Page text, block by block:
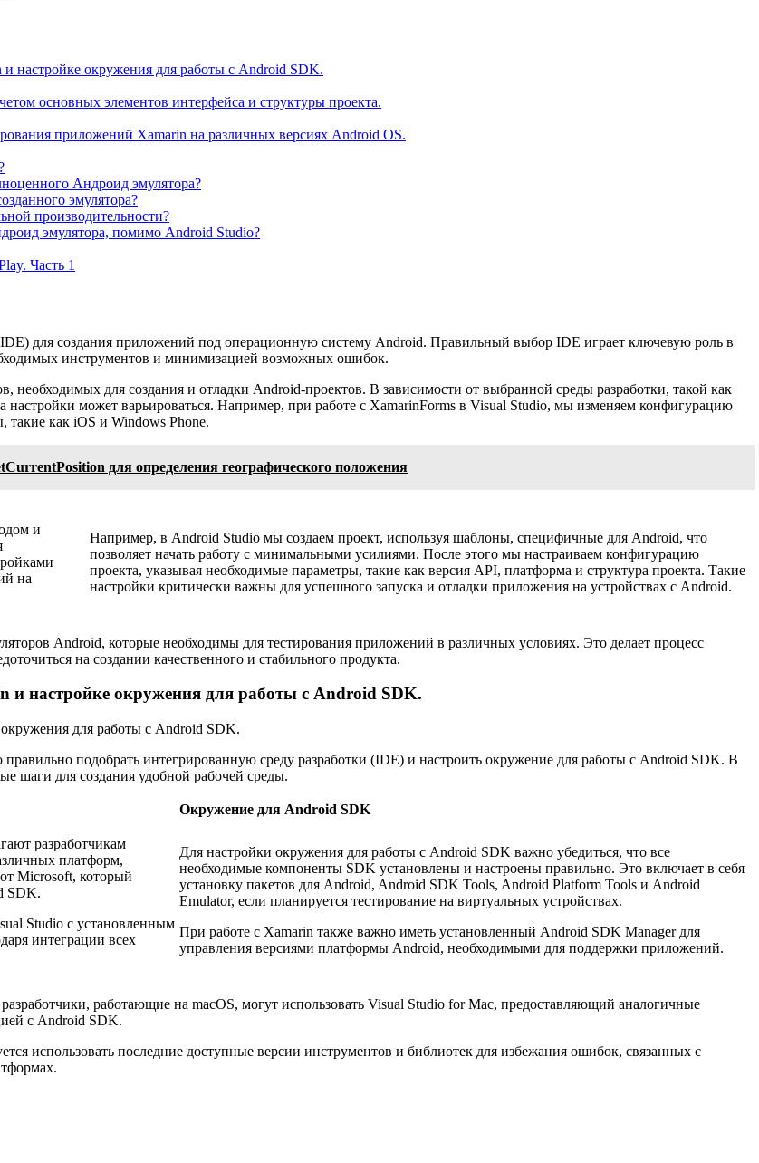
настройке окружения для работы с Android SDK.
основных элементов интерфейса и структуры проекта.
приложений Xamarin на различных версиях Android OS.
Андроид эмулятора?
эмулятора?
производительности?
эмулятора, помимо Android Studio?
Часть 1
для создания приложений под операционную систему Android. Правильный выбор IDE играет ключевую роль в
инструментов и минимизацией возможных ошибок.
для создания и отладки Android-проектов. В зависимости от выбранной среды разработки, такой как
может варьироваться. Например, при работе с XamarinForms в Visual Studio, мы изменяем конфигурацию
такие как iOS и Windows Phone.
для определения географического положения
и
на
Например, в Android Studio мы создаем проект, используя шаблоны, специфичные для Android, что
позволяет начать работу с минимальными усилиями. После этого мы настраиваем конфигурацию
проекта, указывая необходимые параметры, такие как версия API, платформа и структура проекта. Такие
настройки критически важны для успешного запуска и отладки приложения на устройствах с Android.
Android, которые необходимы для тестирования приложений в различных условиях. Это делает процесс
на создании качественного и стабильного продукта.
настройке окружения для работы с Android SDK.
подобрать интегрированную среду разработки (IDE) и настроить окружение для работы с Android SDK. В
шаги для создания удобной рабочей среды.
Окружение для Android SDK
разработчикам
платформ,
Microsoft, который
SDK.
Studio с установленным
интеграции всех
Для настройки окружения для работы с Android SDK важно убедиться, что все
необходимые компоненты SDK установлены и настроены правильно. Это включает в себя
установку пакетов для Android, Android SDK Tools, Android Platform Tools и Android
Emulator, если планируется тестирование на виртуальных устройствах.
При работе с Xamarin также важно иметь установленный Android SDK Manager для
управления версиями платформы Android, необходимыми для поддержки приложений.
работающие на macOS, могут использовать Visual Studio for Mac, предоставляющий аналогичные
с Android SDK.
использовать последние доступные версии инструментов и библиотек для избежания ошибок, связанных с